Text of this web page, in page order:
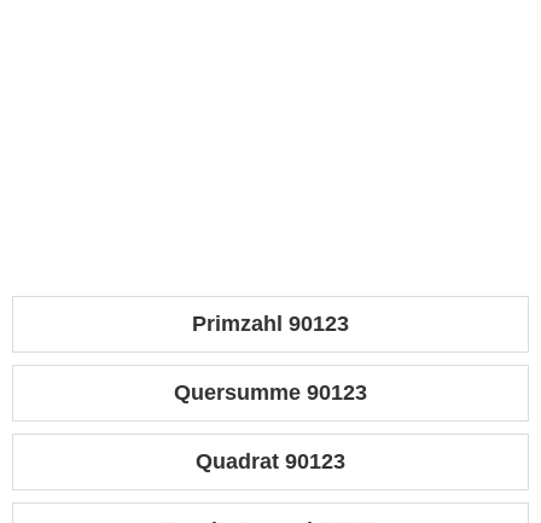
Primzahl 90123
Quersumme 90123
Quadrat 90123